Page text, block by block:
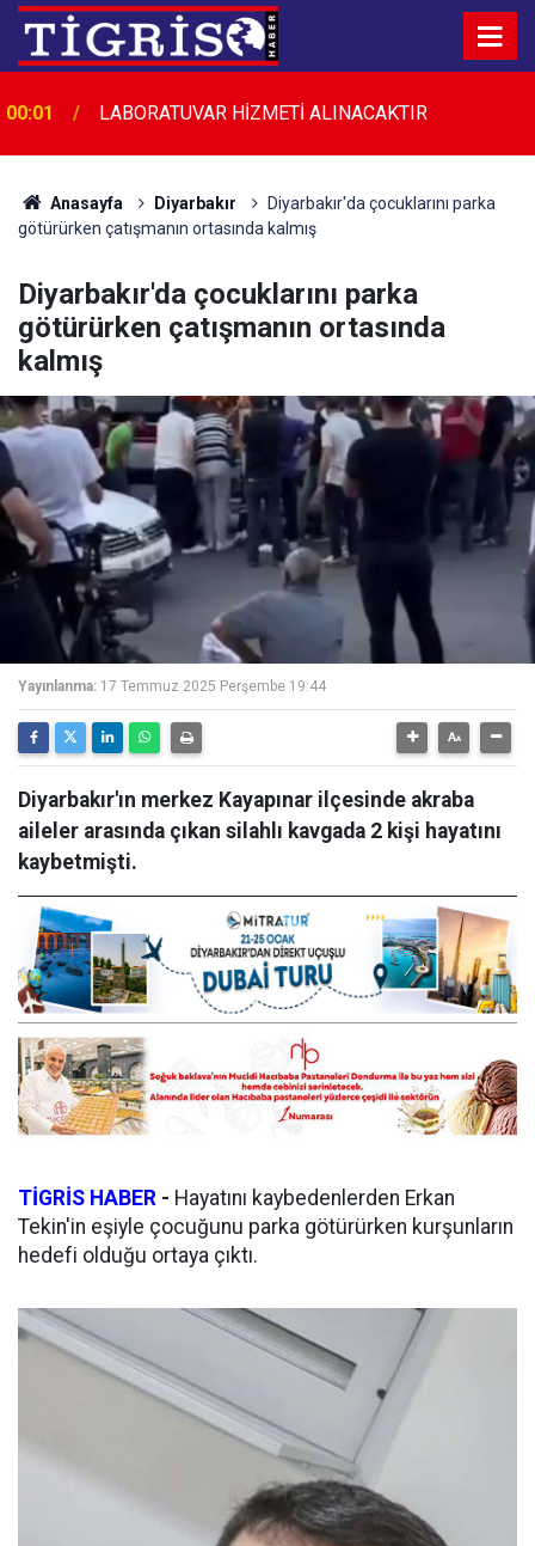
23:45 Diyarbakır’da düğün salonunda kavga: 5 yaralı
Anasayfa Diyarbakır
Diyarbakır'da çocuklarını parka
götürürken çatışmanın ortasında kalmış
Diyarbakır'da çocuklarını parka
götürürken çatışmanın ortasında
kalmış
Yayınlanma: 17 Temmuz 2025 Perşembe 19:44
Diyarbakır'ın merkez Kayapınar ilçesinde akraba
aileler arasında çıkan silahlı kavgada 2 kişi hayatını
kaybetmişti.
TİGRİS HABER - Hayatını kaybedenlerden Erkan
Tekin'in eşiyle çocuğunu parka götürürken kurşunların
hedefi olduğu ortaya çıktı.